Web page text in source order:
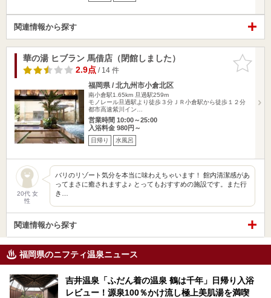
関連情報から探す
お気に入
りに追加
華の湯 ヒブラン 馬借店（閉館しました）
2.9点/ 14 件
福岡県 / 北九州市小倉北区
南小倉駅1.65km 旦過駅259m
モノレール旦過駅より徒歩３分ＪＲ小倉駅から徒歩１２分
都市高速紫川イン…
営業時間 10:00～25:00
入浴料金 980円～
日帰り 水風呂
20代 女
性
バリのリゾート気分を本当に味わえちゃいます！ 館内清潔感があ
ってまさに癒されますよ♪ とってもおすすめの施設です。また行
き…
関連情報から探す
福岡県のニフティ温泉ニュース
吉井温泉「ふだん着の温泉 鶴は千年」日帰り入浴
レビュー！源泉100％かけ流し極上美肌湯を満喫